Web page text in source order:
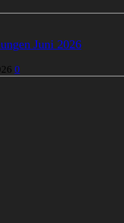
Juni 2026
0